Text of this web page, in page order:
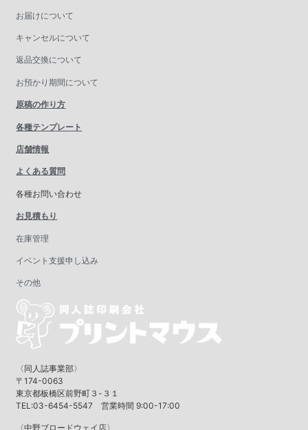
お届けについて
キャンセルについて
返品交換について
お預かり期間について
原稿の作り方
各種テンプレート
店舗情報
よくある質問
各種お問い合わせ
お見積もり
在庫管理
イベント支援申し込み
その他
〈同人誌事業部〉
〒174-0063
東京都板橋区前野町３-３１
TEL:03-6454-5547 営業時間 9:00-17:00
〈中野ブロードウェイ店〉